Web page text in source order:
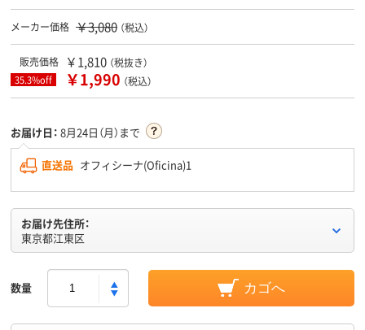
メーカー価格 ￥3,080 （税込）
販売価格 ￥1,810 （税抜き）
35.3%off ￥1,990 （税込）
お届け日： 8月24日（月）まで
直送品 オフィシーナ(Oficina)1
お届け先住所：
東京都江東区
数量 カゴへ